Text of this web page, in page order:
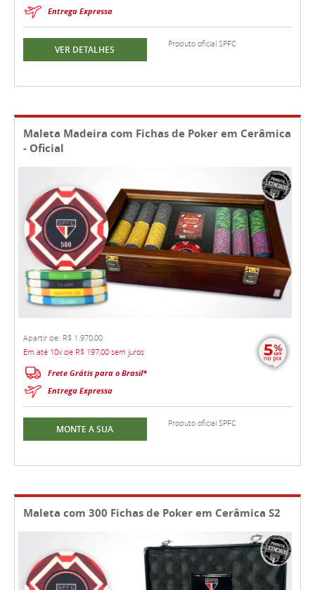
Entrega Expressa
VER DETALHES
Produto oficial SPFC
Maleta Madeira com Fichas de Poker em Cerâmica
- Oficial
Apartir de: R$ 1.970,00
Em até 10x de R$ 197,00 sem juros
Frete Grátis para o Brasil*
Entrega Expressa
MONTE A SUA
Produto oficial SPFC
Maleta com 300 Fichas de Poker em Cerâmica S2